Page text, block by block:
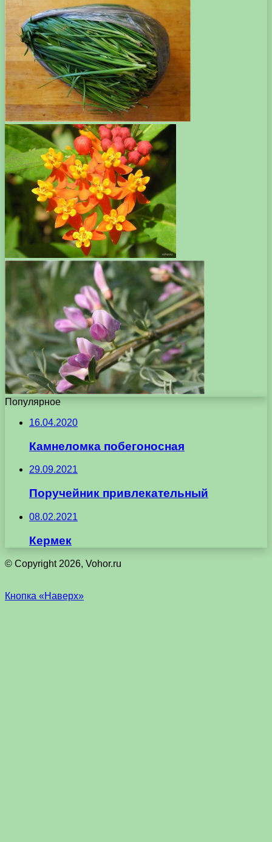
Популярное
16.04.2020
Камнеломка побегоносная
29.09.2021
Поручейник привлекательный
08.02.2021
Кермек
© Copyright 2026, Vohor.ru
Кнопка «Наверх»